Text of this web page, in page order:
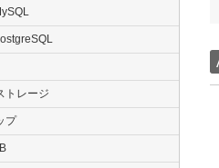
トレージ
プ